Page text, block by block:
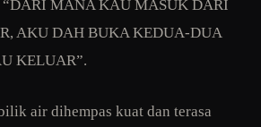
“DARI MANA KAU MASUK DARI
AKU DAH BUKA KEDUA-DUA
KELUAR”.
air dihempas kuat dan terasa